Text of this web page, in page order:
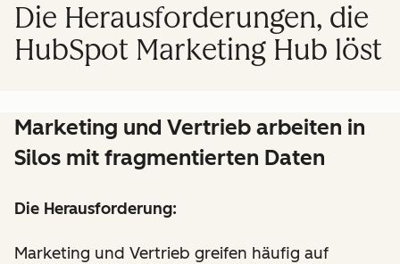
Die Herausforderungen, die
HubSpot Marketing Hub löst
Marketing und Vertrieb arbeiten in
Silos mit fragmentierten Daten
Die Herausforderung:
Marketing und Vertrieb greifen häufig auf